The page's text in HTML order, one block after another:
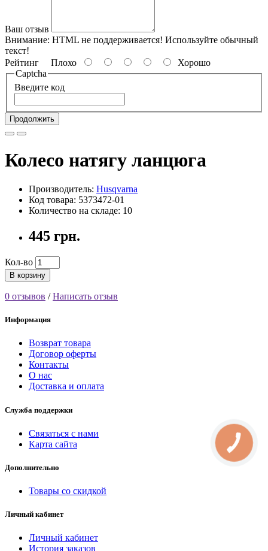
Ваш отзыв
Внимание: HTML не поддерживается! Используйте обычный
текст!
Рейтинг Плохо
Хорошо
Captcha
Введите код
Продолжить
Колесо натягу ланцюга
Производитель: Husqvarna
Код товара: 5373472-01
Количество на складе: 10
445 грн.
Кол-во
В корзину
0 отзывов /Написать отзыв
Информация
Возврат товара
Договор оферты
Контакты
О нас
Доставка и оплата
Служба поддержки
Связаться с нами
Карта сайта
Дополнительно
Товары со скидкой
Личный кабинет
Личный кабинет
История заказов
КНОПКА
СВЯЗИ